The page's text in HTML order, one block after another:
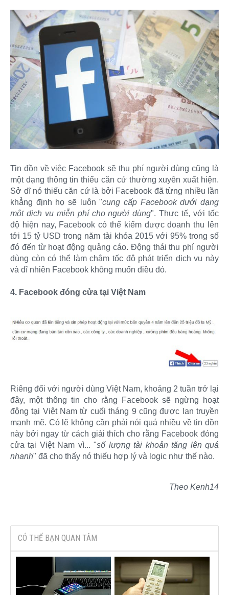
Tin đồn về việc Facebook sẽ thu phí người dùng cũng là
một dạng thông tin thiếu căn cứ thường xuyên xuất hiện.
Sở dĩ nó thiếu căn cứ là bởi Facebook đã từng nhiều lần
khẳng định họ sẽ luôn "cung cấp Facebook dưới dạng
một dịch vụ miễn phí cho người dùng". Thực tế, với tốc
độ hiện nay, Facebook có thể kiếm được doanh thu lên
tới 15 tỷ USD trong năm tài khóa 2015 với 95% trong số
đó đến từ hoạt động quảng cáo. Động thái thu phí người
dùng còn có thể làm chậm tốc độ phát triển dịch vụ này
và dĩ nhiên Facebook không muốn điều đó.
4. Facebook đóng cửa tại Việt Nam
Riêng đối với người dùng Việt Nam, khoảng 2 tuần trở lại
đây, một thông tin cho rằng Facebook sẽ ngừng hoạt
động tại Việt Nam từ cuối tháng 9 cũng được lan truyền
mạnh mẽ. Có lẽ không cần phải nói quá nhiều về tin đồn
này bởi ngay từ cách giải thích cho rằng Facebook đóng
cửa tại Việt Nam vì... "số lượng tài khoản tăng lên quá
nhanh" đã cho thấy nó thiếu hợp lý và logic như thế nào.
Theo Kenh14
CÓ THỂ BẠN QUAN TÂM